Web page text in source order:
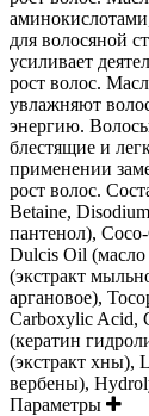
для волосяной
усиливает
рост волос.
увлажняют
энергию.
блестящие и
применении
рост волос.
Betaine,
пантенол),
Dulcis Oil (масло
(экстракт
аргановое),
Carboxylic Acid,
(кератин
(экстракт хны),
вербены),
Параметры